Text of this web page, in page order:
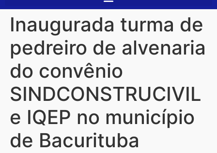
Inaugurada turma de
pedreiro de alvenaria
do convênio
SINDCONSTRUCIVIL
e IQEP no município
de Bacurituba